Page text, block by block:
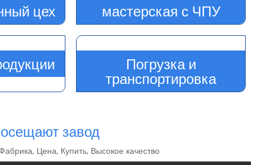
цех мастерская с ЧПУ
Погрузка и
транспортировка
завод
Цена, Купить, Высокое качество